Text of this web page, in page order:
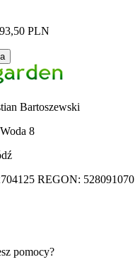
PLN
Bartoszewski
8
REGON: 528091070
pomocy?